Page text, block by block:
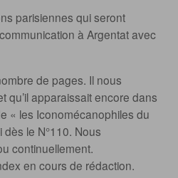
parisiennes qui seront
à Argentat avec
de pages. Il nous
qu’il apparaissait encore dans
« les Iconomécanophiles du
le N°110. Nous
continuellement.
en cours de rédaction.